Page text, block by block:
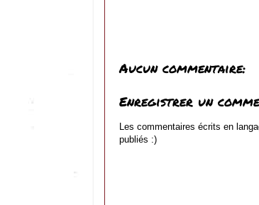
Aucun commentaire:
Enregistrer un
Les commentaires écrits en
publiés :)